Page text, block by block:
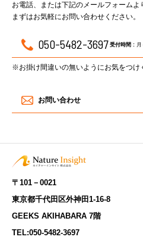
お電話、または下記のメールフォームよ
まずはお気軽にお問い合わせください。
050-5482-3697 受付時間 : 月
※お掛け間違いの無いようにお気をつけ
お問い合わせ
〒101－0021
東京都千代田区外神田1-16-8
GEEKS AKIHABARA 7階
TEL:050-5482-3697